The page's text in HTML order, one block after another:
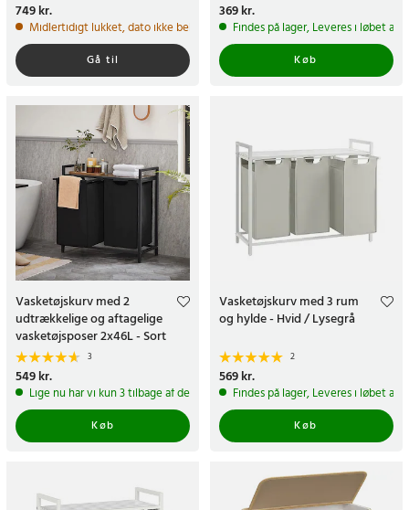
Pris:749 kr.
749 kr.
Midlertidigt lukket, dato ikke bekræftet
Gå til
Pris:369 kr.
369 kr.
Findes på lager, Leveres i løbet af
Køb
Vasketøjskurv med 2
udtrækkelige og aftagelige
vasketøjsposer 2x46L - Sort
3
Pris:549 kr.
549 kr.
Lige nu har vi kun 3 tilbage af dette produkt
Køb
Vasketøjskurv med 3 rum
og hylde - Hvid / Lysegrå
2
Pris:569 kr.
569 kr.
Findes på lager, Leveres i løbet af
Køb